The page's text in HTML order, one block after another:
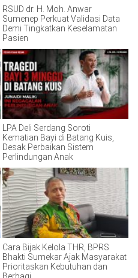
RSUD dr. H. Moh. Anwar
Sumenep Perkuat Validasi Data
Demi Tingkatkan Keselamatan
Pasien
LPA Deli Serdang Soroti
Kematian Bayi di Batang Kuis,
Desak Perbaikan Sistem
Perlindungan Anak
Cara Bijak Kelola THR, BPRS
Bhakti Sumekar Ajak Masyarakat
Prioritaskan Kebutuhan dan
Berbagi